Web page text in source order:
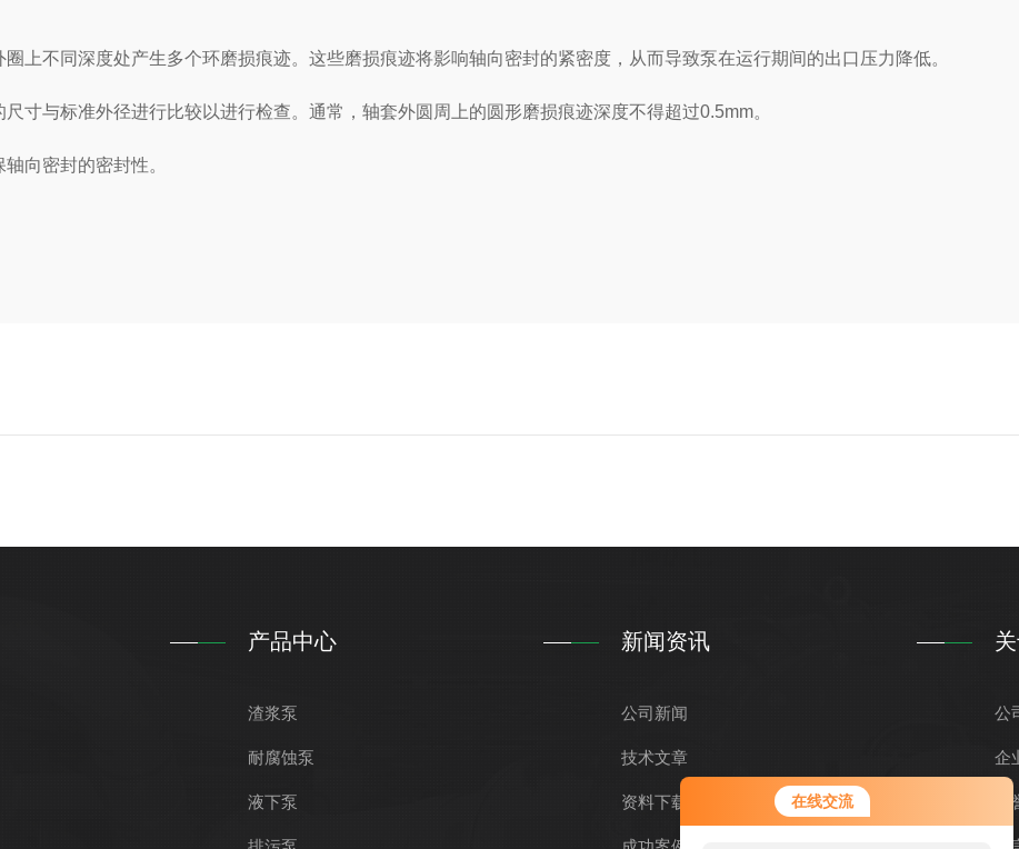
在线交流
不同深度处产生多个环磨损痕迹。这些磨损痕迹将影响轴向密封的紧密度，从而导致泵在运行期间的出口压力降低。
与标准外径进行比较以进行检查。通常，轴套外圆周上的圆形磨损痕迹深度不得超过0.5mm。
向密封的密封性。
产品中心
渣浆泵
耐腐蚀泵
液下泵
新闻资讯
公司新闻
技术文章
资料下载
公
企